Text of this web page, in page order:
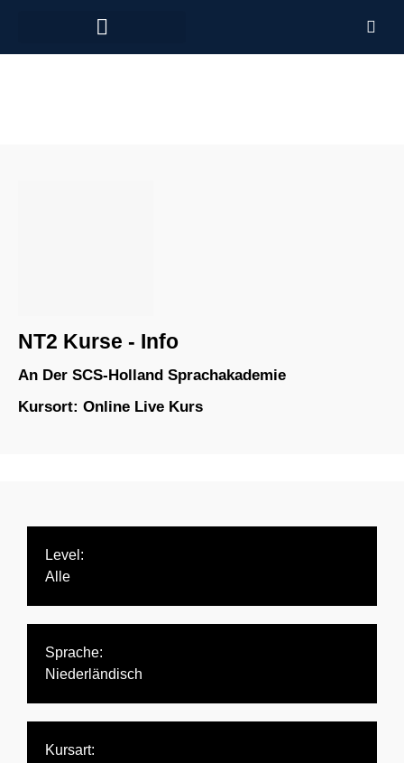
NT2 Kurse - Info
An Der SCS-Holland Sprachakademie
Kursort: Online Live Kurs
Level:
Alle
Sprache:
Niederländisch
Kursart: